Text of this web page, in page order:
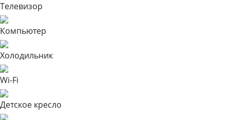
Телевизор
Компьютер
Холодильник
Wi-Fi
Детское кресло